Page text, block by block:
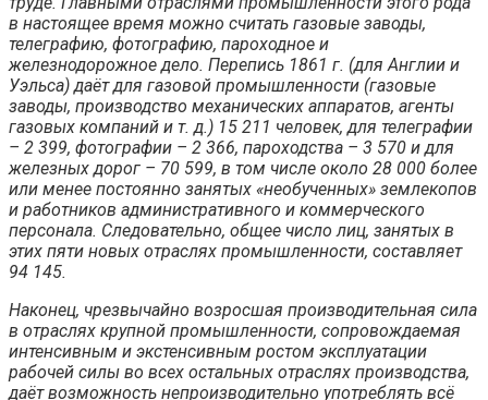
в настоящее время можно считать газовые заводы,
телеграфию, фотографию, пароходное и
железнодорожное дело. Перепись 1861 г. (для Англии и
Уэльса) даёт для газовой промышленности (газовые
заводы, производство механических аппаратов, агенты
газовых компаний и т. д.) 15 211 человек, для телеграфии
– 2 399, фотографии – 2 366, пароходства – 3 570 и для
железных дорог – 70 599, в том числе около 28 000 более
или менее постоянно занятых «необученных» землекопов
и работников административного и коммерческого
персонала. Следовательно, общее число лиц, занятых в
этих пяти новых отраслях промышленности, составляет
94 145.
Наконец, чрезвычайно возросшая производительная сила
в отраслях крупной промышленности, сопровождаемая
интенсивным и экстенсивным ростом эксплуатации
рабочей силы во всех остальных отраслях производства,
даёт возможность непроизводительно употреблять всё